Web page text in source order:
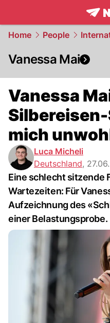
Home People
Vanessa Mai
Vanessa
mich
Luca Micheli
Deutschland,
Eine schlecht sitzende
Wartezeiten: Für
Aufzeichnung des
einer Belastungsprobe.